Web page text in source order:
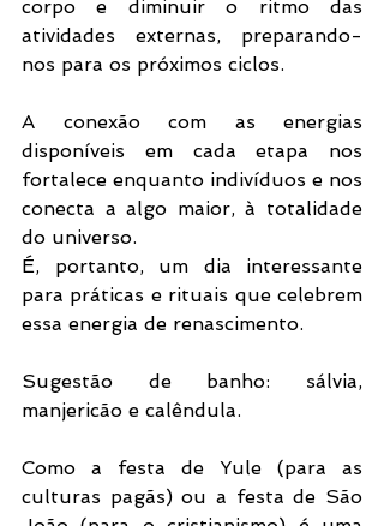
corpo e diminuir o ritmo das
atividades externas, preparando-
nos para os próximos ciclos.
A conexão com as energias
disponíveis em cada etapa nos
fortalece enquanto indivíduos e nos
conecta a algo maior, à totalidade
do universo.
É, portanto, um dia interessante
para práticas e rituais que celebrem
essa energia de renascimento.
Sugestão de banho: sálvia,
manjericão e calêndula.
Como a festa de Yule (para as
culturas pagãs) ou a festa de São